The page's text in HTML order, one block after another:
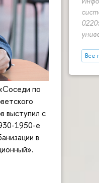
Все
по
выступил с
1950-е
в